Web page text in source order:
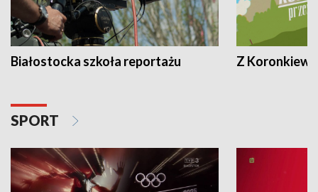
Białostocka szkoła reportażu Z
SPORT